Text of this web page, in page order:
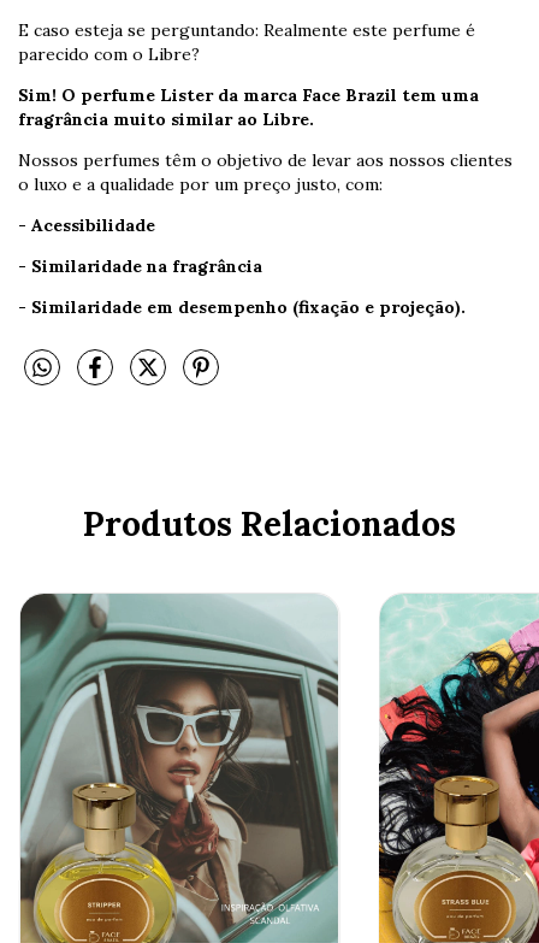
E caso esteja se perguntando: Realmente este perfume é
parecido com o Libre?
Sim! O perfume Lister da marca Face Brazil tem uma
fragrância muito similar ao Libre.
Nossos perfumes têm o objetivo de levar aos nossos clientes
o luxo e a qualidade por um preço justo, com:
- Acessibilidade
- Similaridade na fragrância
- Similaridade em desempenho (fixação e projeção).
Produtos Relacionados